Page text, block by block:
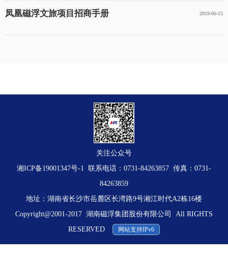
凤凰磁浮文旅项目招商手册 2019-06-15
关注公众号
湘ICP备19001347号-1
联系电话：0731-84263857 传真：0731-
84263859
地址：湖南省长沙市岳麓区长湾路9号湘江时代A2栋16楼
Copyright@2001-2017 湖南磁浮集团股份有限公司 All RIGHTS
RESERVED
网站支持IPv6